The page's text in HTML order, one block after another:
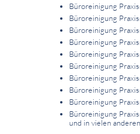
Büroreinigung
Büroreinigung
Büroreinigung
Büroreinigung
Büroreinigung
Büroreinigung
Büroreinigung
Büroreinigung
Büroreinigung
Büroreinigung
und in vielen